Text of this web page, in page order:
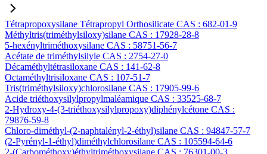
Tétrapropoxysilane Tétrapropyl Orthosilicate CAS : 682-01-9
Méthyltris(triméthylsiloxy)silane CAS : 17928-28-8
5-hexényltriméthoxysilane CAS : 58751-56-7
Acétate de triméthylsilyle CAS : 2754-27-0
Décaméthyltétrasiloxane CAS : 141-62-8
Octaméthyltrisiloxane CAS : 107-51-7
Tris(triméthylsiloxy)chlorosilane CAS : 17905-99-6
Acide triéthoxysilylpropylmaléamique CAS : 33525-68-7
2-Hydroxy-4-(3-triéthoxysilylpropoxy)diphénylcétone CAS :
79876-59-8
Chloro-diméthyl-(2-naphtalényl-2-éthyl)silane CAS : 94847-57-7
(2-Pyrényl-1-éthyl)diméthylchlorosilane CAS : 105594-64-6
2-(Carbométhoxy)éthyltriméthoxysilane CAS : 76301-00-3